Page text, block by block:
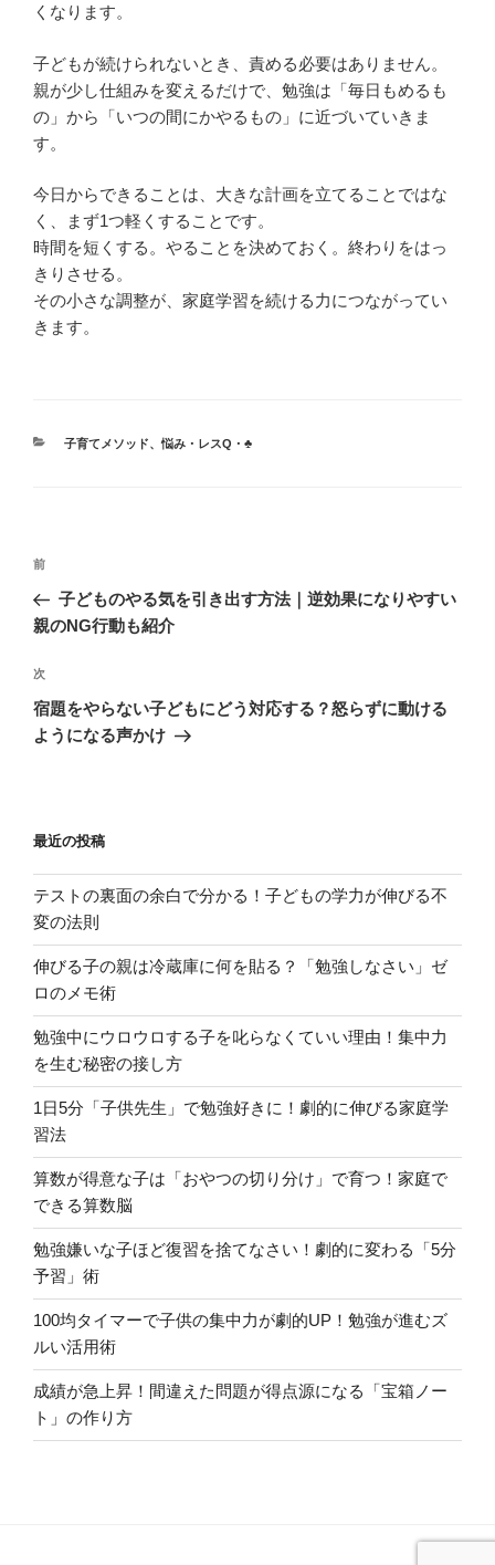
くなります。
子どもが続けられないとき、責める必要はありません。
親が少し仕組みを変えるだけで、勉強は「毎日もめるも
の」から「いつの間にかやるもの」に近づいていきま
す。
今日からできることは、大きな計画を立てることではな
く、まず1つ軽くすることです。
時間を短くする。やることを決めておく。終わりをはっ
きりさせる。
その小さな調整が、家庭学習を続ける力につながってい
きます。
カ
子育てメソッド、悩み・レスQ・♣
投
ナ
ゲ
ー
シ
前
の
投
前
子どものやる気を引き出す方法｜逆効果になりやすい
親のNG行動も紹介
次
の
投
次
宿題をやらない子どもにどう対応する？怒らずに動ける
ようになる声かけ
最近の投稿
テストの裏面の余白で分かる！子どもの学力が伸びる不
変の法則
伸びる子の親は冷蔵庫に何を貼る？「勉強しなさい」ゼ
ロのメモ術
勉強中にウロウロする子を叱らなくていい理由！集中力
を生む秘密の接し方
1日5分「子供先生」で勉強好きに！劇的に伸びる家庭学
習法
算数が得意な子は「おやつの切り分け」で育つ！家庭で
できる算数脳
勉強嫌いな子ほど復習を捨てなさい！劇的に変わる「5分
予習」術
100均タイマーで子供の集中力が劇的UP！勉強が進むズ
ルい活用術
成績が急上昇！間違えた問題が得点源になる「宝箱ノー
ト」の作り方